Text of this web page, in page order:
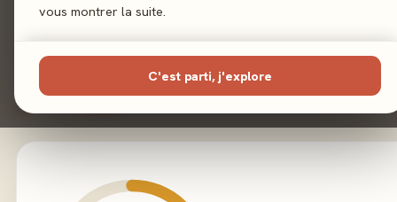
vous montrer la suite.
C'est parti, j'explore
02 - LE VERDICT